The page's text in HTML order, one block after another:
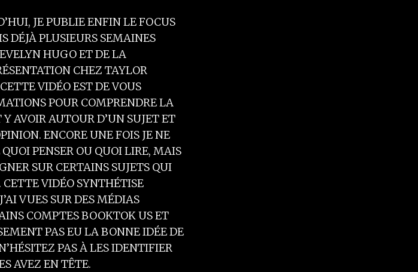
JE PUBLIE ENFIN LE FOCUS
DÉJÀ PLUSIEURS SEMAINES
HUGO ET DE LA
CHEZ TAYLOR
VIDÉO EST DE VOUS
POUR COMPRENDRE LA
AVOIR AUTOUR D’UN SUJET ET
ENCORE UNE FOIS JE NE
PENSER OU QUOI LIRE, MAIS
SUR CERTAINS SUJETS QUI
VIDÉO SYNTHÉTISE
VUES SUR DES MÉDIAS
COMPTES BOOKTOK US ET
PAS EU LA BONNE IDÉE DE
PAS À LES IDENTIFIER
AVEZ EN TÊTE.